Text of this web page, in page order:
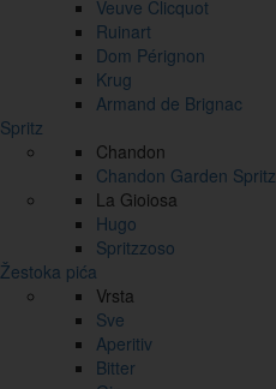
Veuve Clicquot
Ruinart
Dom Pérignon
Krug
Armand de Brignac
Spritz
Chandon
Chandon Garden Spritz
La Gioiosa
Hugo
Spritzzoso
Žestoka pića
Vrsta
Sve
Aperitiv
Bitter